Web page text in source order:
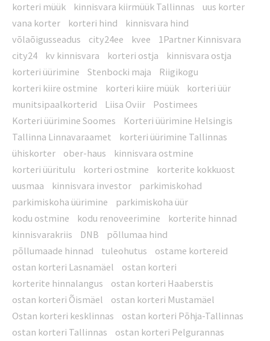
korteri müük
kinnisvara kiirmüük Tallinnas
uus korter
vana korter
korteri hind
kinnisvara hind
võlaõigusseadus
city24ee kvee
1Partner Kinnisvara
city24
kv kinnisvara korteri ostja
kinnisvara ostja
korteri üürimine
Stenbocki maja
Riigikogu
korteri kiire ostmine
korteri kiire müük
korteri üür
munitsipaalkorterid
Liisa Oviir
Postimees
Korteri üürimine Soomes
Korteri üürimine Helsingis
Tallinna Linnavaraamet
korteri üürimine Tallinnas
ühiskorter
ober-haus
kinnisvara ostmine
korteri üüritulu
korteri ostmine
korterite kokkuost
uusmaa
kinnisvara investor
parkimiskohad
parkimiskoha üürimine
parkimiskoha üür
kodu ostmine
kodu renoveerimine
korterite hinnad
kinnisvarakriis
DNB
põllumaa hind
põllumaade hinnad
tuleohutus
ostame kortereid
ostan korteri Lasnamäel
ostan korteri
korterite hinnalangus
ostan korteri Haaberstis
ostan korteri Õismäel
ostan korteri Mustamäel
Ostan korteri kesklinnas
ostan korteri Põhja-Tallinnas
ostan korteri Tallinnas
ostan korteri Pelgurannas